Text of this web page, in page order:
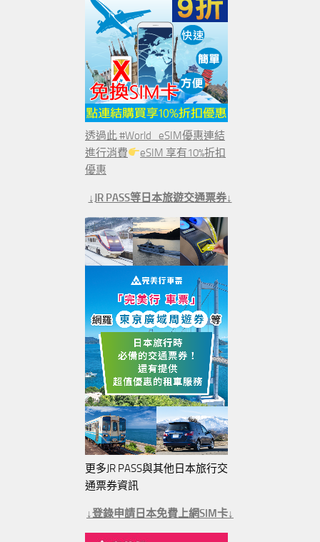
透過此 #World_eSIM優惠連結
進行消費
eSIM 享有10%折扣
優惠
↓JR PASS等日本旅遊交通票券↓
更多JR PASS與其他日本旅行交
通票券資訊
↓登錄申請日本免費上網SIM卡↓